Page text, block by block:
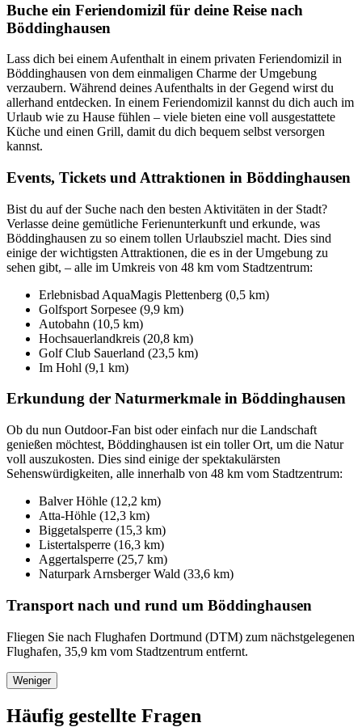
Buche ein Feriendomizil für deine Reise nach
Böddinghausen
Lass dich bei einem Aufenthalt in einem privaten Feriendomizil in
Böddinghausen von dem einmaligen Charme der Umgebung
verzaubern. Während deines Aufenthalts in der Gegend wirst du
allerhand entdecken. In einem Feriendomizil kannst du dich auch im
Urlaub wie zu Hause fühlen – viele bieten eine voll ausgestattete
Küche und einen Grill, damit du dich bequem selbst versorgen
kannst.
Events, Tickets und Attraktionen in Böddinghausen
Bist du auf der Suche nach den besten Aktivitäten in der Stadt?
Verlasse deine gemütliche Ferienunterkunft und erkunde, was
Böddinghausen zu so einem tollen Urlaubsziel macht. Dies sind
einige der wichtigsten Attraktionen, die es in der Umgebung zu
sehen gibt, – alle im Umkreis von 48 km vom Stadtzentrum:
Erlebnisbad AquaMagis Plettenberg (0,5 km)
Golfsport Sorpesee (9,9 km)
Autobahn (10,5 km)
Hochsauerlandkreis (20,8 km)
Golf Club Sauerland (23,5 km)
Im Hohl (9,1 km)
Erkundung der Naturmerkmale in Böddinghausen
Ob du nun Outdoor-Fan bist oder einfach nur die Landschaft
genießen möchtest, Böddinghausen ist ein toller Ort, um die Natur
voll auszukosten. Dies sind einige der spektakulärsten
Sehenswürdigkeiten, alle innerhalb von 48 km vom Stadtzentrum:
Balver Höhle (12,2 km)
Atta-Höhle (12,3 km)
Biggetalsperre (15,3 km)
Listertalsperre (16,3 km)
Aggertalsperre (25,7 km)
Naturpark Arnsberger Wald (33,6 km)
Transport nach und rund um Böddinghausen
Fliegen Sie nach Flughafen Dortmund (DTM) zum nächstgelegenen
Flughafen, 35,9 km vom Stadtzentrum entfernt.
Weniger
Häufig gestellte Fragen